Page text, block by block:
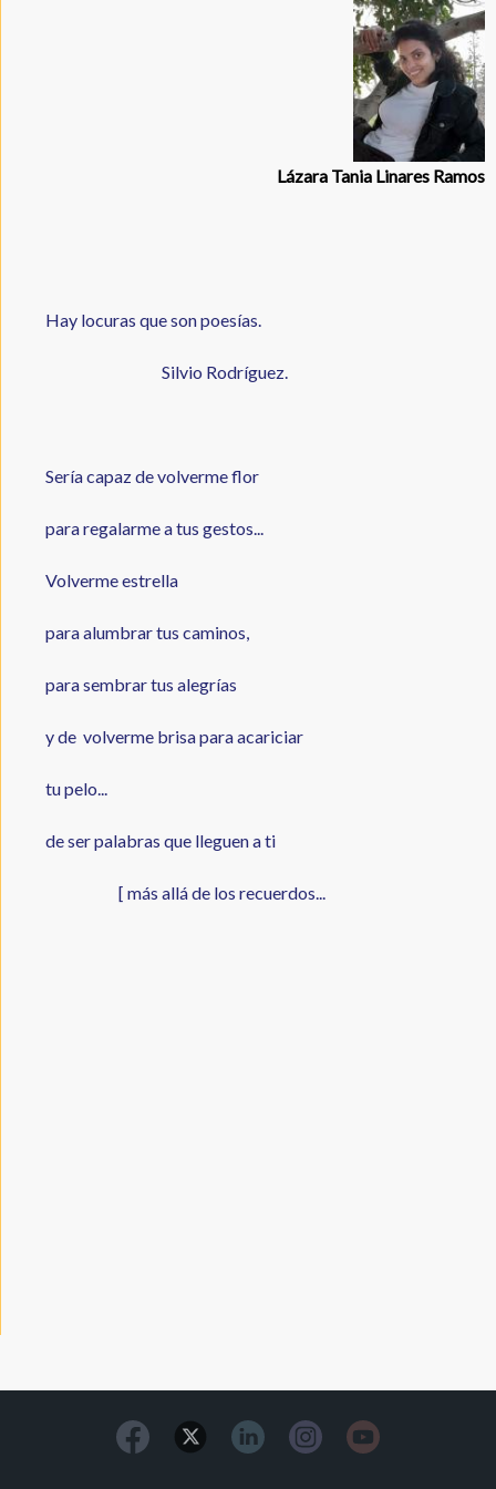
Lázara Tania Linares Ramos
Hay locuras que son poesías.
Silvio Rodríguez.
Sería capaz de volverme flor
para regalarme a tus gestos...
Volverme estrella
para alumbrar tus caminos,
para sembrar tus alegrías
y de volverme brisa para acariciar
tu pelo...
de ser palabras que lleguen a ti
[ más allá de los recuerdos...